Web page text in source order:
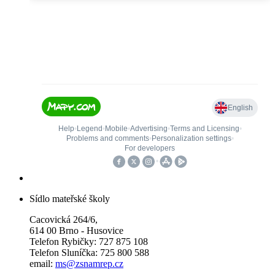
Sídlo mateřské školy
Cacovická 264/6,
614 00 Brno - Husovice
Telefon Rybičky: 727 875 108
Telefon Sluníčka: 725 800 588
email: ms@zsnamrep.cz